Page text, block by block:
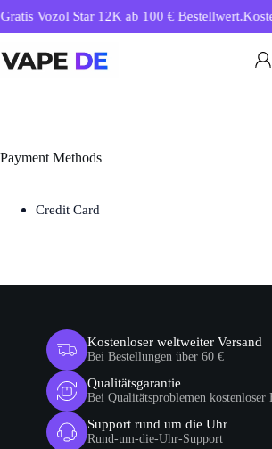
InhaltVozol Star 12K ab 100 € Bestellwert.
Payment Methods
Credit Card
Kostenloser weltweiter Versand
Bei Bestellungen über 60 €
Qualitätsgarantie
Bei Qualitätsproblemen kostenloser
Support rund um die Uhr
Rund-um-die-Uhr-Support